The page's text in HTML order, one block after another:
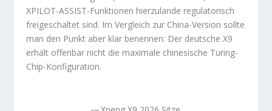
XPILOT-ASSIST-Funktionen hierzulande regulatorisch
freigeschaltet sind. Im Vergleich zur China-Version sollte
man den Punkt aber klar benennen: Der deutsche X9
erhält offenbar nicht die maximale chinesische Turing-
Chip-Konfiguration.